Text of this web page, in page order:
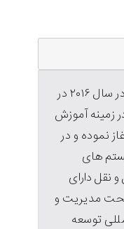
کمپانی NOBEL Cert Universal در سال ۲۰۱۶ در
زمینه آموزش
نموده و در
های
دارای
تحت مدیریت و
توسعه